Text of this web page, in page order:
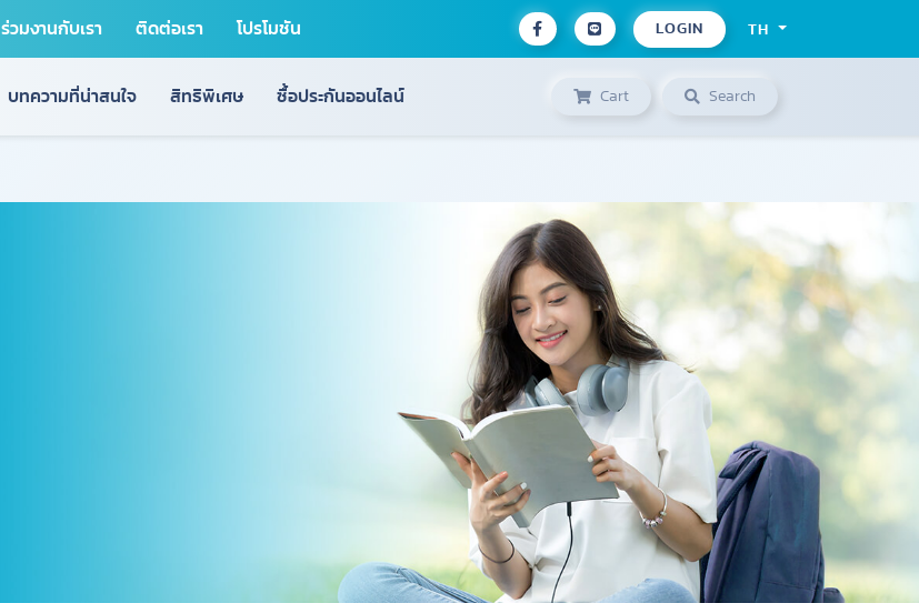
ร่วมงานกับเรา ติดต่อเรา โปรโมชัน LOGIN TH
บทความที่น่าสนใจ สิทธิพิเศษ ซื้อประกันออนไลน์ Cart Search